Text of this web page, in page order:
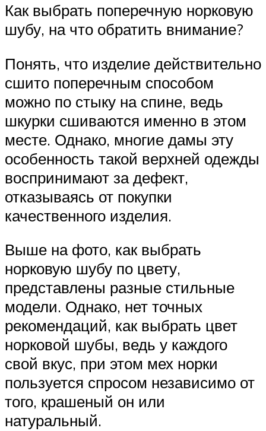
Как выбрать поперечную норковую
шубу, на что обратить внимание?
Понять, что изделие действительно
сшито поперечным способом
можно по стыку на спине, ведь
шкурки сшиваются именно в этом
месте. Однако, многие дамы эту
особенность такой верхней одежды
воспринимают за дефект,
отказываясь от покупки
качественного изделия.
Выше на фото, как выбрать
норковую шубу по цвету,
представлены разные стильные
модели. Однако, нет точных
рекомендаций, как выбрать цвет
норковой шубы, ведь у каждого
свой вкус, при этом мех норки
пользуется спросом независимо от
того, крашеный он или
натуральный.